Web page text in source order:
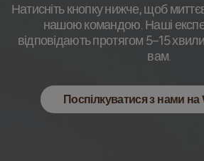
Натисніть кнопку нижче, щоб
нашою командою. Наші
відповідають протягом 5–15
вам.
Поспілкуватися з нами